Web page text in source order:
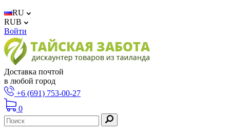
RU
RUB
Войти
Доставка почтой
в любой город
+6 (691) 753-00-27
0